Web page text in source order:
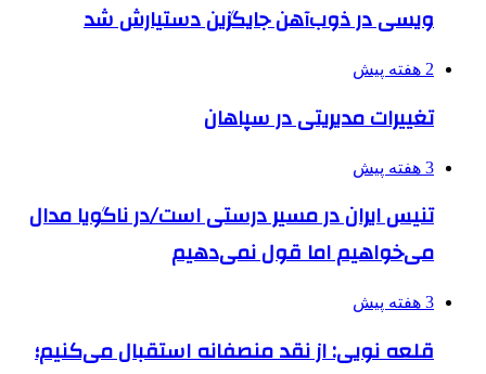
ویسی در ذوب‌آهن جایگزین دستیارش شد
2 هفته پیش
تغییرات مدیریتی در سپاهان
3 هفته پیش
تنیس ایران در مسیر درستی است/در ناگویا مدال
می‌خواهیم اما قول نمی‌دهیم
3 هفته پیش
قلعه نویی: از نقد منصفانه استقبال می‌کنیم؛